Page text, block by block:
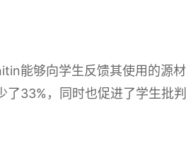
能够向学生反馈其使用的源
33%，同时也促进了学生批